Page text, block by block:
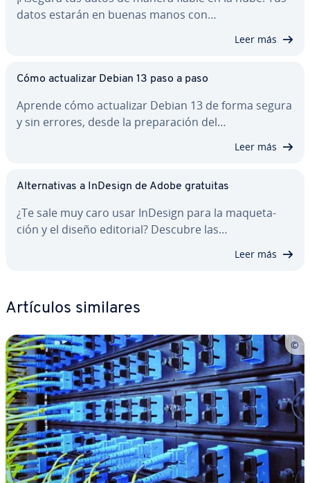
datos estarán en buenas manos con…
Leer más
Cómo ac­tua­li­zar Debian 13 paso a paso
Aprende cómo ac­tua­li­zar Debian 13 de forma segura
y sin errores, desde la pre­pa­ra­ción del…
Leer más
Al­te­r­na­ti­vas a InDesign de Adobe gratuitas
¿Te sale muy caro usar InDesign para la ma­que­ta­
ción y el diseño editorial? Descubre las…
Leer más
Artículos similares